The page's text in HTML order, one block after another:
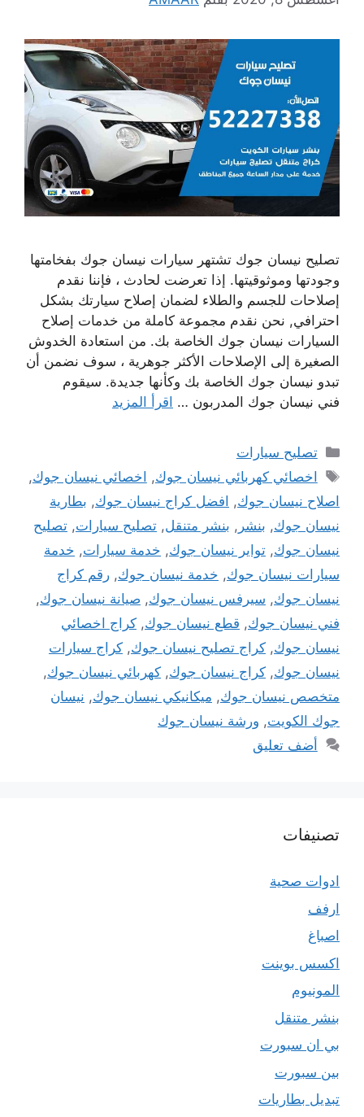
تصليح نيسان جوك تشتهر سيارات نيسان جوك بفخامتها
وجودتها وموثوقيتها. إذا تعرضت لحادث ، فإننا نقدم
إصلاحات للجسم والطلاء لضمان إصلاح سيارتك بشكل
احترافي, نحن نقدم مجموعة كاملة من خدمات إصلاح
السيارات نيسان جوك الخاصة بك. من استعادة الخدوش
الصغيرة إلى الإصلاحات الأكثر جوهرية ، سوف نضمن أن
تبدو نيسان جوك الخاصة بك وكأنها جديدة. سيقوم
فني نيسان جوك المدربون … اقرأ المزيد
التصنيفات
تصليح سيارات
الوسوم
اخصائي كهربائي نيسان جوك, اخصائي نيسان جوك,
اصلاح نيسان جوك, افضل كراج نيسان جوك, بطارية
نيسان جوك, بنشر , بنشر متنقل, تصليح سيارات, تصليح
نيسان جوك, تواير نيسان جوك, خدمة سيارات, خدمة
سيارات نيسان جوك, خدمة نيسان جوك, رقم كراج
نيسان جوك, سيرفس نيسان جوك, صيانة نيسان جوك,
فني نيسان جوك, قطع نيسان جوك, كراج اخصائي
نيسان جوك, كراج تصليح نيسان جوك, كراج سيارات
نيسان جوك, كراج نيسان جوك, كهربائي نيسان جوك,
متخصص نيسان جوك, ميكانيكي نيسان جوك, نيسان
جوك الكويت, ورشة نيسان جوك
أضف تعليق
تصنيفات
ادوات صحية
ارفف
اصباغ
اكسس بوينت
المونيوم
بنشر متنقل
بي ان سبورت
بين سبورت
تبديل بطاريات